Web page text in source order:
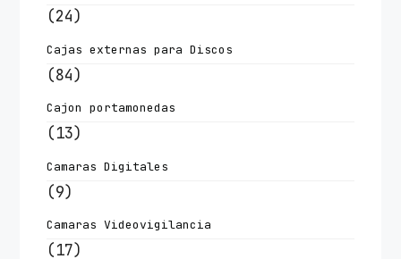
(24)
Cajas externas para Discos
(84)
Cajon portamonedas
(13)
Camaras Digitales
(9)
Camaras Videovigilancia
(17)